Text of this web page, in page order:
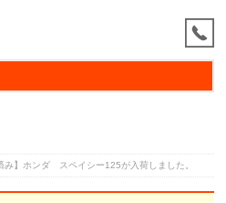
み】ホンダ スペイシー125が入荷しました。